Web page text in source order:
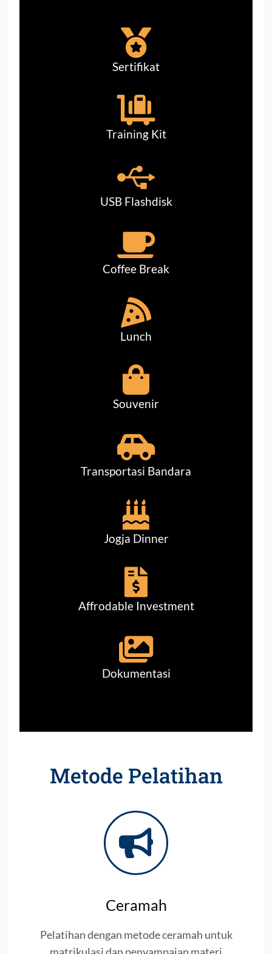
Sertifikat
Training Kit
USB Flashdisk
Coffee Break
Lunch
Souvenir
Transportasi Bandara
Jogja Dinner
Affrodable Investment
Dokumentasi
Metode Pelatihan
Ceramah
Pelatihan dengan metode ceramah untuk